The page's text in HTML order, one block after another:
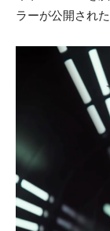
ラーが公開された